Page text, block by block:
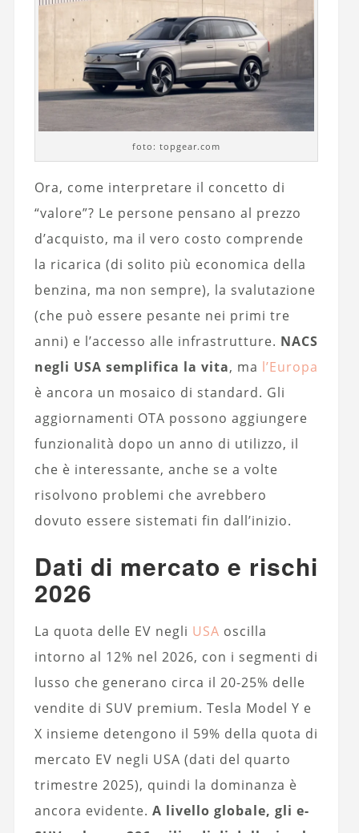
foto: topgear.com
Ora, come interpretare il concetto di
“valore”? Le persone pensano al prezzo
d’acquisto, ma il vero costo comprende
la ricarica (di solito più economica della
benzina, ma non sempre), la svalutazione
(che può essere pesante nei primi tre
anni) e l’accesso alle infrastrutture. NACS
negli USA semplifica la vita, ma l’Europa
è ancora un mosaico di standard. Gli
aggiornamenti OTA possono aggiungere
funzionalità dopo un anno di utilizzo, il
che è interessante, anche se a volte
risolvono problemi che avrebbero
dovuto essere sistemati fin dall’inizio.
Dati di mercato e rischi
2026
La quota delle EV negli USA oscilla
intorno al 12% nel 2026, con i segmenti di
lusso che generano circa il 20-25% delle
vendite di SUV premium. Tesla Model Y e
X insieme detengono il 59% della quota di
mercato EV negli USA (dati del quarto
trimestre 2025), quindi la dominanza è
ancora evidente. A livello globale, gli e-